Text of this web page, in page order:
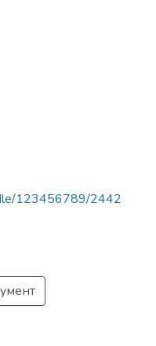
123456789/2442